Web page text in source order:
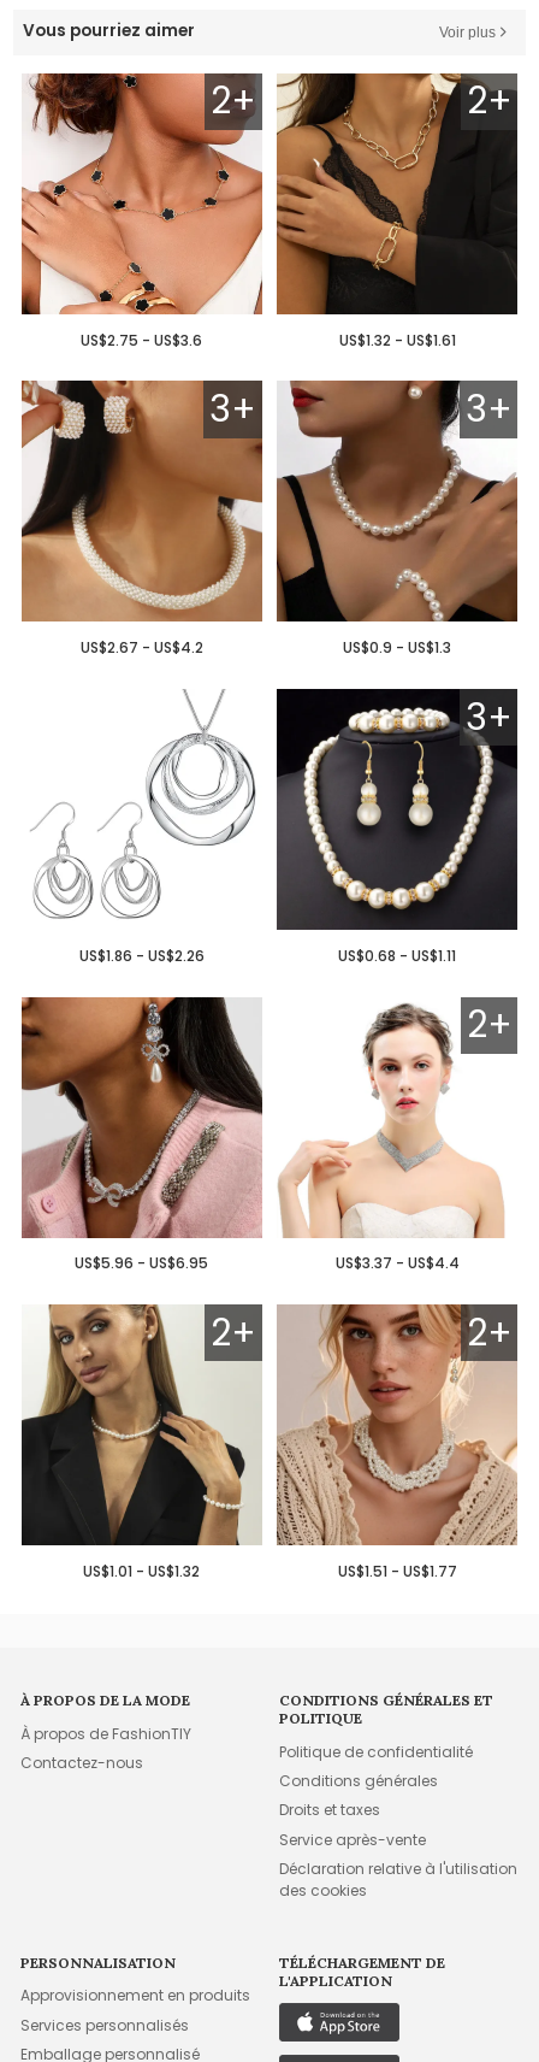
Vous pourriez aimer Voir plus
2+
US$2.75 - US$3.6
2+
US$1.32 - US$1.61
3+
US$2.67 - US$4.2
3+
US$0.9 - US$1.3
US$1.86 - US$2.26
3+
US$0.68 - US$1.11
US$5.96 - US$6.95
2+
US$3.37 - US$4.4
2+
US$1.01 - US$1.32
2+
US$1.51 - US$1.77
À PROPOS DE LA MODE
À propos de FashionTIY
Contactez-nous
CONDITIONS GÉNÉRALES ET
POLITIQUE
Politique de confidentialité
Conditions générales
Droits et taxes
Service après-vente
Déclaration relative à l'utilisation
des cookies
PERSONNALISATION
Approvisionnement en produits
Services personnalisés
Emballage personnalisé
TÉLÉCHARGEMENT DE
L'APPLICATION